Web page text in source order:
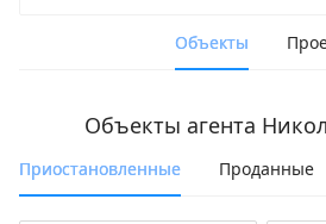
ЗВОНИТЕ! ПИШИТЕ 100EXPERTOV.
Объекты
Объекты агента
Приостановленные Проданные